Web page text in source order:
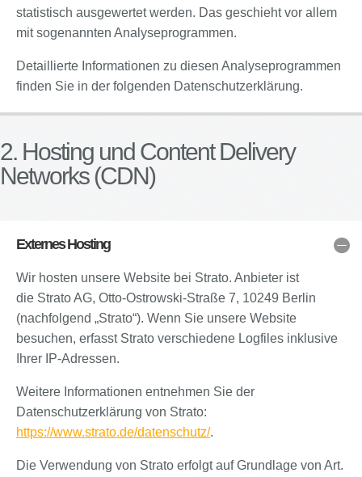
statistisch ausgewertet werden. Das geschieht vor allem
mit sogenannten Analyseprogrammen.
Detaillierte Informationen zu diesen Analyseprogrammen
finden Sie in der folgenden Datenschutzerklärung.
2. Hosting und Content Delivery
Networks (CDN)
Externes Hosting
Wir hosten unsere Website bei Strato. Anbieter ist
die Strato AG, Otto-Ostrowski-Straße 7, 10249 Berlin
(nachfolgend „Strato“). Wenn Sie unsere Website
besuchen, erfasst Strato verschiedene Logfiles inklusive
Ihrer IP-Adressen.
Weitere Informationen entnehmen Sie der
Datenschutzerklärung von Strato:
https://www.strato.de/datenschutz/.
Die Verwendung von Strato erfolgt auf Grundlage von Art.